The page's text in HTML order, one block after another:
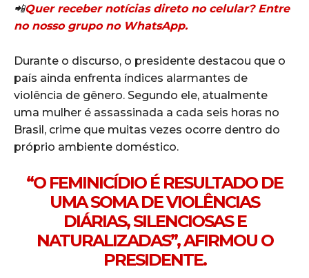
📲Quer receber notícias direto no celular? Entre
no nosso grupo no WhatsApp.
Durante o discurso, o presidente destacou que o
país ainda enfrenta índices alarmantes de
violência de gênero. Segundo ele, atualmente
uma mulher é assassinada a cada seis horas no
Brasil, crime que muitas vezes ocorre dentro do
próprio ambiente doméstico.
“O FEMINICÍDIO É RESULTADO DE
UMA SOMA DE VIOLÊNCIAS
DIÁRIAS, SILENCIOSAS E
NATURALIZADAS”, AFIRMOU O
PRESIDENTE.